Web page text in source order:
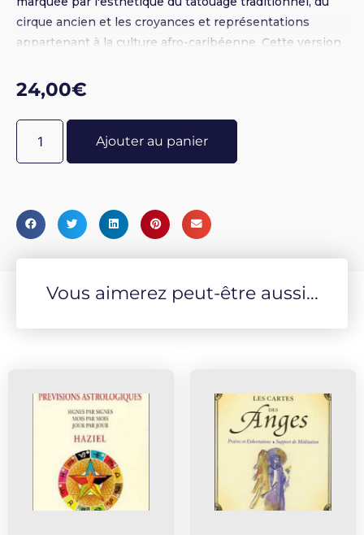
cirque ancien et les croyances et représentations
appartenant à la culture afro-caribéenne. Cette version
présentant un univers où chaque arcane s'exprime
comme lors d'un numéro, communiquant son message
à l'inconscient par des symboles populaires, la poésie
et la séduction. Le tarot est un allié, un guide qui permet
d'ouvrir les portes de la connaissance de soi et du
rêves. Que ses symboles viennent parler avec force et
destinée...
24,00€
Ajouter au panier
Vous aimerez peut-être aussi...